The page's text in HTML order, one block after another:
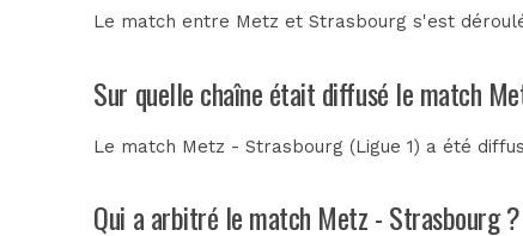
Le match entre Metz et Strasbourg s'est
Sur quelle chaîne était diffusé le match
Le match Metz - Strasbourg (Ligue 1) a été
Qui a arbitré le match Metz - Strasbourg ?